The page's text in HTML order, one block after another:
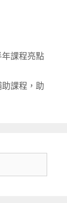
課程亮點
課程，助